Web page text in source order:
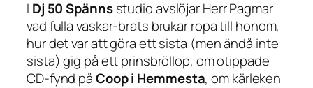
I Dj 50 Spännsstudio avslöjar Herr Pagmar
vad fulla vaskar-brats brukar ropa till honom,
hur det var att göra ett sista (men ändå inte
sista) gig på ett prinsbröllop, om otippade
CD-fynd påCoop i Hemmesta, om kärleken